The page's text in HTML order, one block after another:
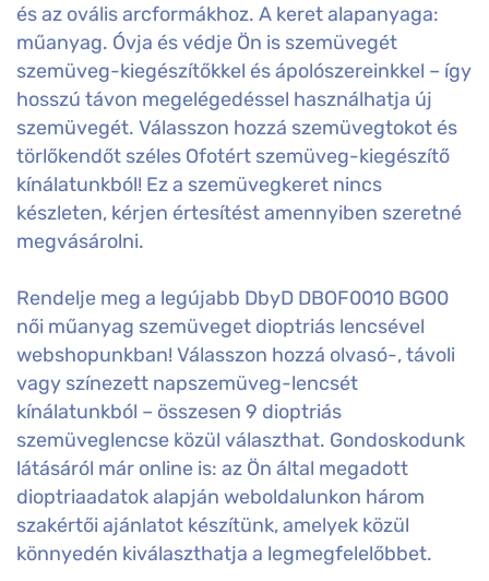
és az ovális arcformákhoz. A keret alapanyaga:
műanyag. Óvja és védje Ön is szemüvegét
szemüveg-kiegészítőkkel és ápolószereinkkel – így
hosszú távon megelégedéssel használhatja új
szemüvegét. Válasszon hozzá szemüvegtokot és
törlőkendőt széles Ofotért szemüveg-kiegészítő
kínálatunkból! Ez a szemüvegkeret nincs
készleten, kérjen értesítést amennyiben szeretné
megvásárolni.
Rendelje meg a legújabb DbyD DBOF0010 BG00
női műanyag szemüveget dioptriás lencsével
webshopunkban! Válasszon hozzá olvasó-, távoli
vagy színezett napszemüveg-lencsét
kínálatunkból – összesen 9 dioptriás
szemüveglencse közül választhat. Gondoskodunk
látásáról már online is: az Ön által megadott
dioptriaadatok alapján weboldalunkon három
szakértői ajánlatot készítünk, amelyek közül
könnyedén kiválaszthatja a legmegfelelőbbet.